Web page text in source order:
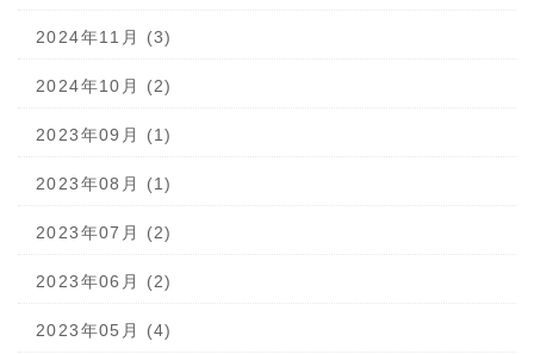
2024年11月 (3)
2024年10月 (2)
2023年09月 (1)
2023年08月 (1)
2023年07月 (2)
2023年06月 (2)
2023年05月 (4)